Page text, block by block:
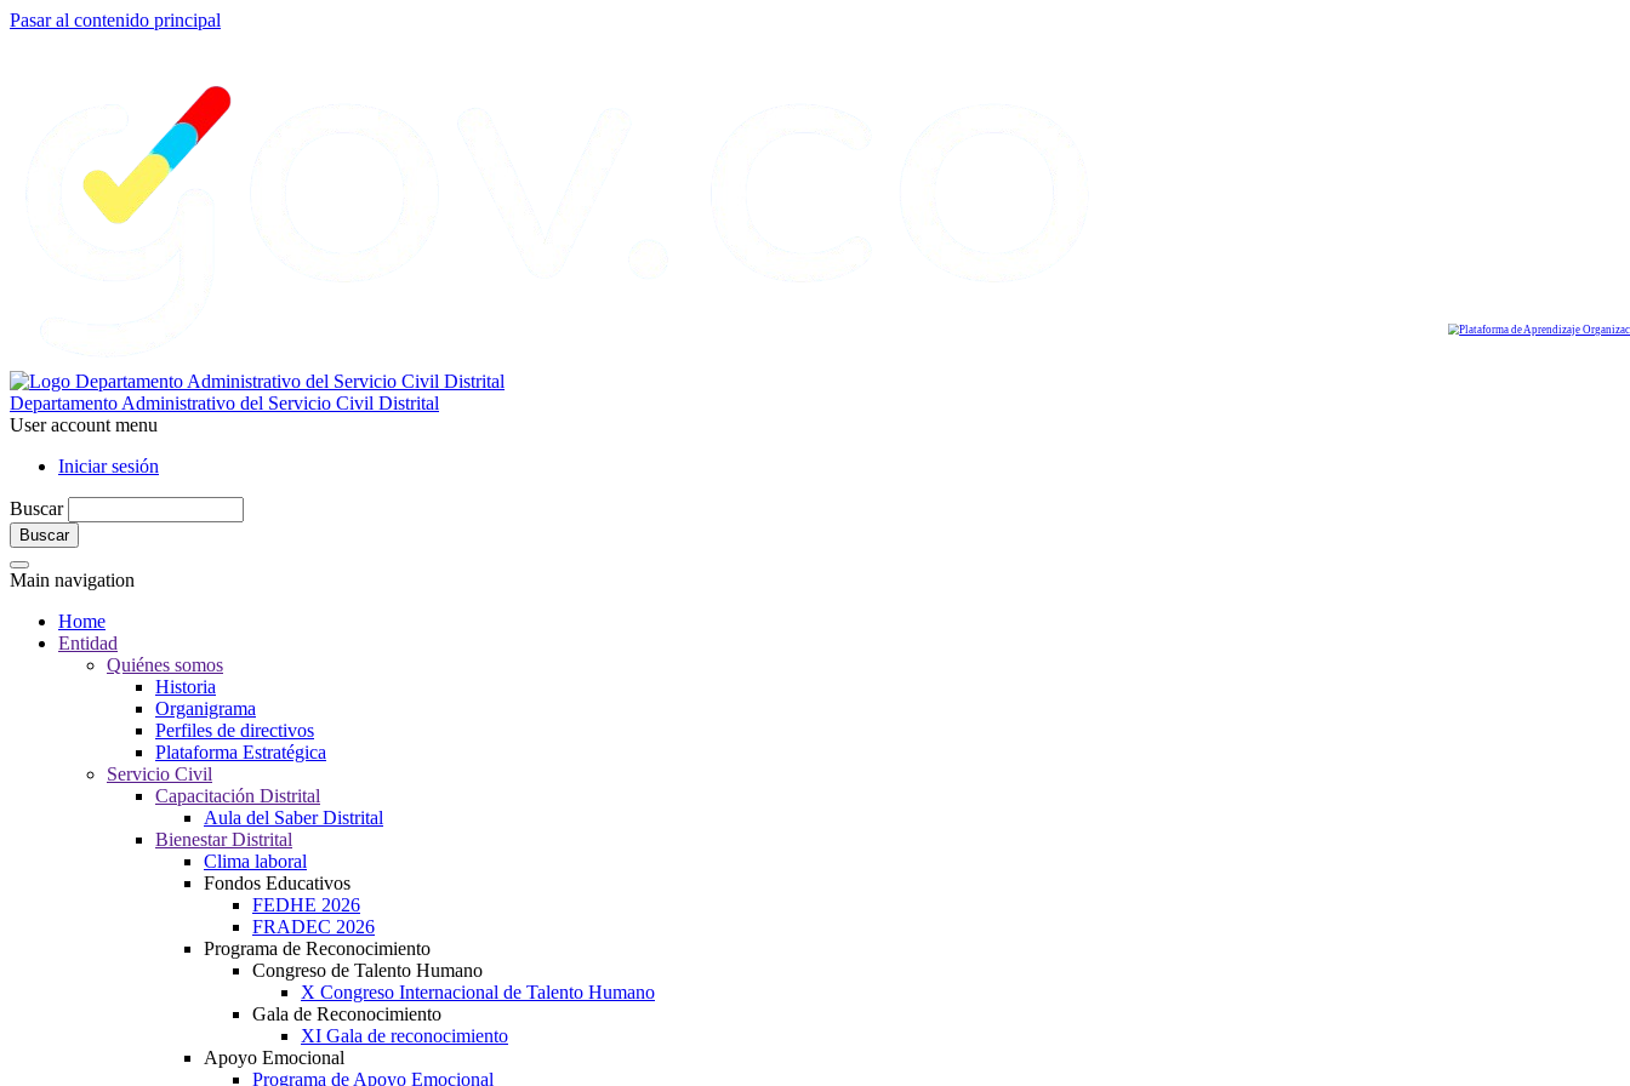
Pasar al contenido principal
Departamento Administrativo del Servicio Civil Distrital
User account menu
Iniciar sesión
Buscar
Main navigation
Home
Entidad
Quiénes somos
Historia
Organigrama
Perfiles de directivos
Plataforma Estratégica
Servicio Civil
Capacitación Distrital
Aula del Saber Distrital
Bienestar Distrital
Clima laboral
Fondos Educativos
FEDHE 2026
FRADEC 2026
Programa de Reconocimiento
Congreso de Talento Humano
X Congreso Internacional de Talento Humano
Gala de Reconocimiento
XI Gala de reconocimiento
Apoyo Emocional
Programa de Apoyo Emocional